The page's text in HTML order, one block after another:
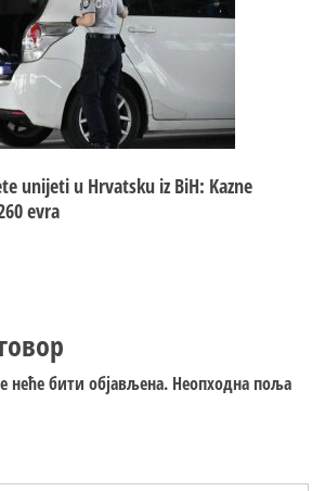
unijeti u Hrvatsku iz BiH: Kazne
evra
неће бити објављена. Неопходна поља